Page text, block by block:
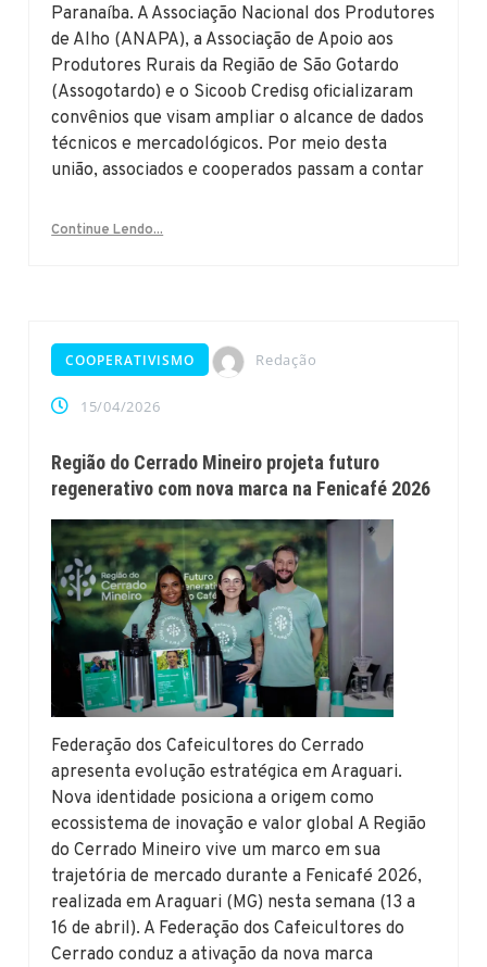
Paranaíba. A Associação Nacional dos Produtores
de Alho (ANAPA), a Associação de Apoio aos
Produtores Rurais da Região de São Gotardo
(Assogotardo) e o Sicoob Credisg oficializaram
convênios que visam ampliar o alcance de dados
técnicos e mercadológicos. Por meio desta
união, associados e cooperados passam a contar
Continue Lendo...
COOPERATIVISMO Redação
15/04/2026
Região do Cerrado Mineiro projeta futuro
regenerativo com nova marca na Fenicafé 2026
Federação dos Cafeicultores do Cerrado
apresenta evolução estratégica em Araguari.
Nova identidade posiciona a origem como
ecossistema de inovação e valor global A Região
do Cerrado Mineiro vive um marco em sua
trajetória de mercado durante a Fenicafé 2026,
realizada em Araguari (MG) nesta semana (13 a
16 de abril). A Federação dos Cafeicultores do
Cerrado conduz a ativação da nova marca